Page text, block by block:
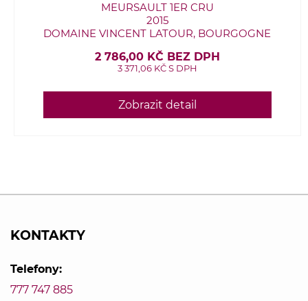
MEURSAULT 1ER CRU
2015
DOMAINE VINCENT LATOUR, BOURGOGNE
2 786,00 KČ BEZ DPH
3 371,06 KČ S DPH
Zobrazit detail
KONTAKTY
Telefony:
777 747 885